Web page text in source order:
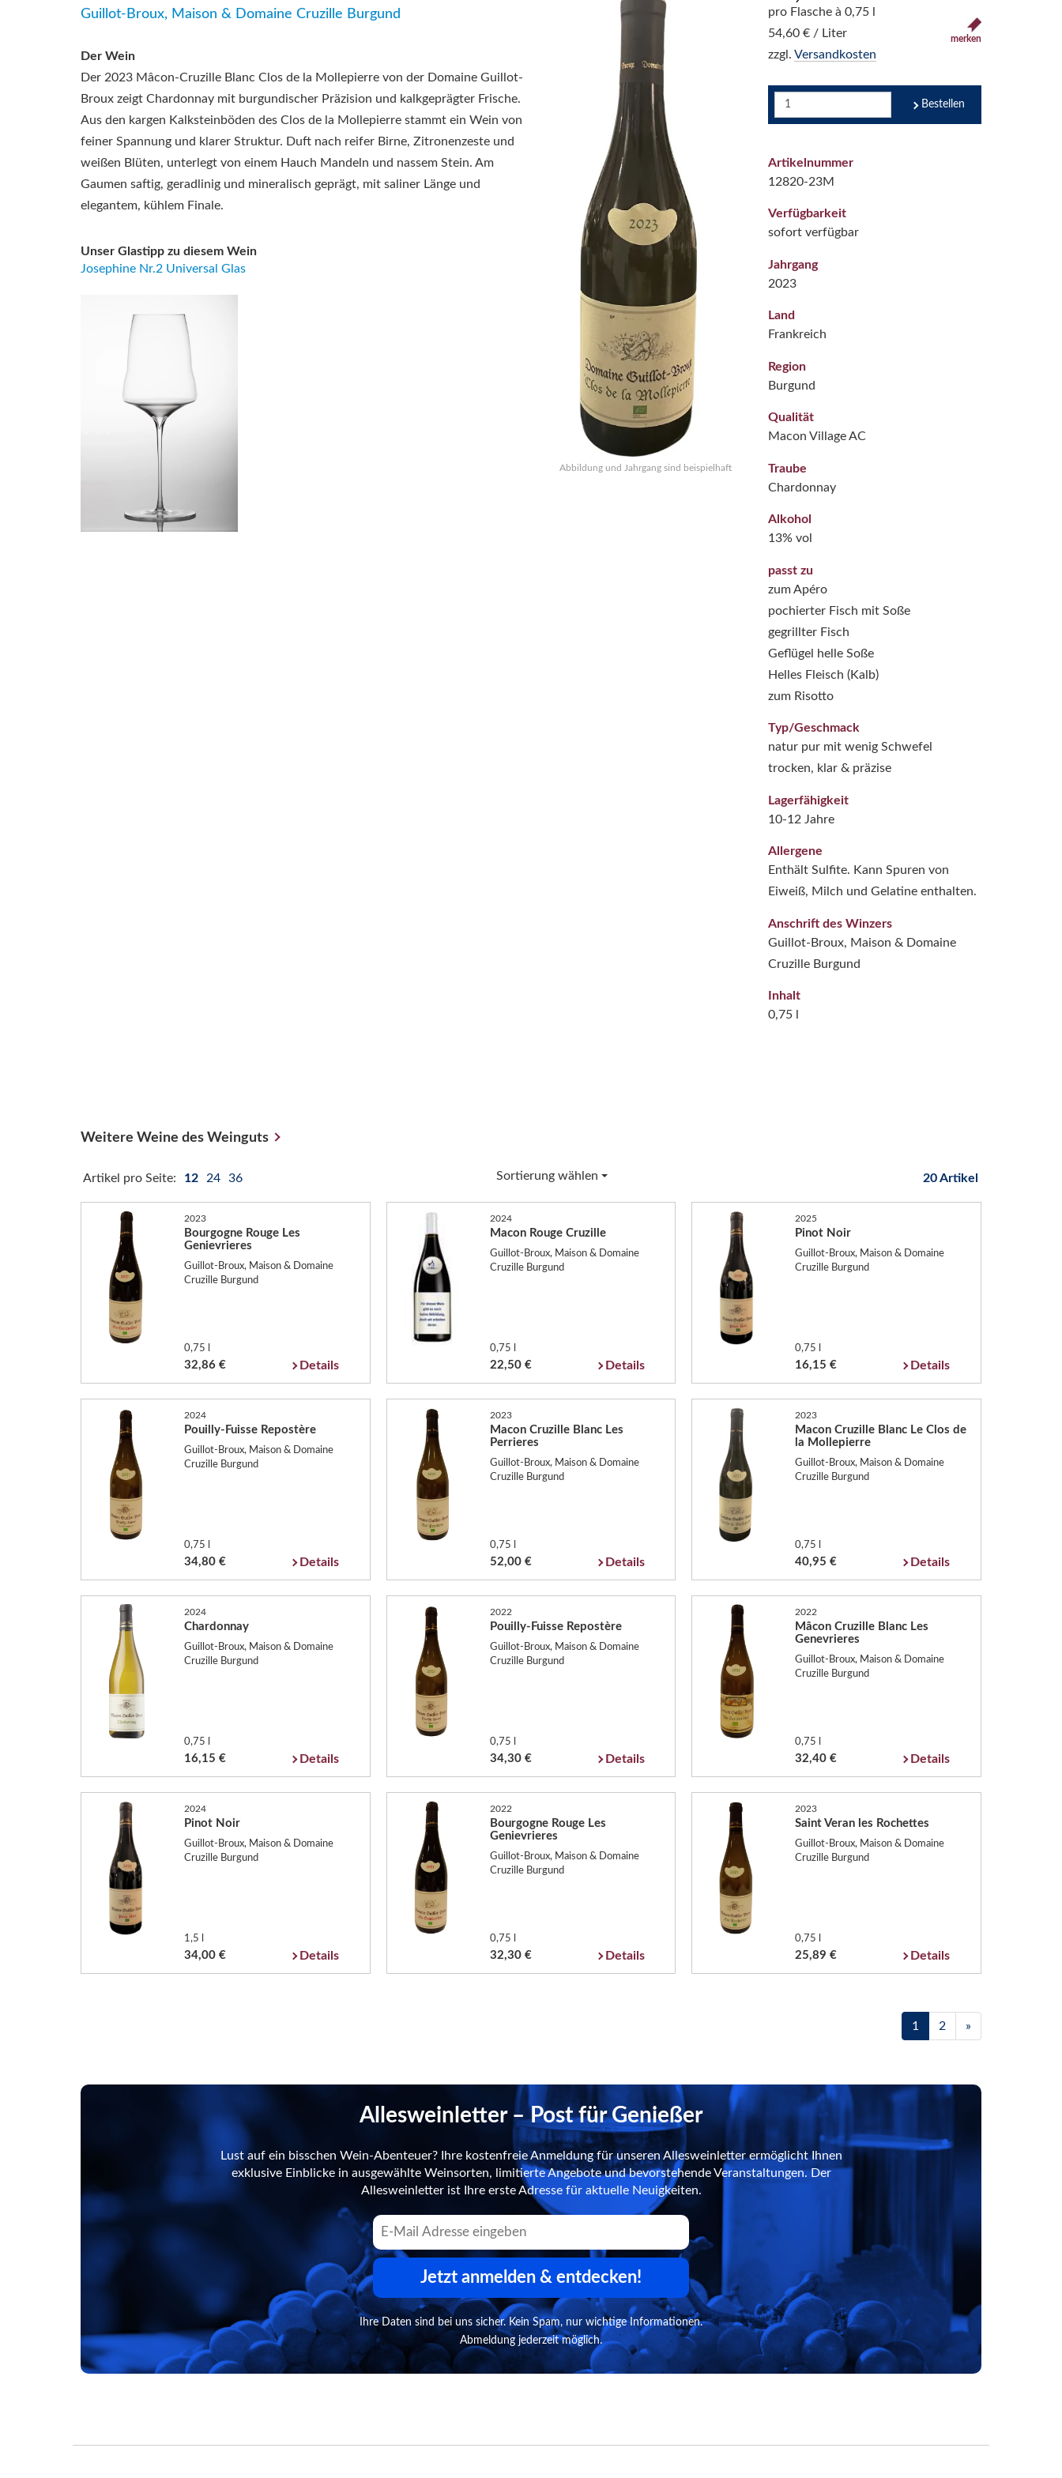
Guillot-Broux, Maison & Domaine Cruzille Burgund
Der Wein
Der 2023 Mâcon-Cruzille Blanc Clos de la Mollepierre von der Domaine Guillot-
Broux zeigt Chardonnay mit burgundischer Präzision und kalkgeprägter Frische.
Aus den kargen Kalksteinböden des Clos de la Mollepierre stammt ein Wein von
feiner Spannung und klarer Struktur. Duft nach reifer Birne, Zitronenzeste und
weißen Blüten, unterlegt von einem Hauch Mandeln und nassem Stein. Am
Gaumen saftig, geradlinig und mineralisch geprägt, mit saliner Länge und
elegantem, kühlem Finale.
Unser Glastipp zu diesem Wein
Josephine Nr.2 Universal Glas
Abbildung und Jahrgang sind beispielhaft
pro Flasche à 0,75 l
54,60 € / Liter
zzgl. Versandkosten
merken
Bestellen
Artikelnummer
12820-23M
Verfügbarkeit
sofort verfügbar
Jahrgang
2023
Land
Frankreich
Region
Burgund
Qualität
Macon Village AC
Traube
Chardonnay
Alkohol
13% vol
passt zu
zum Apéro
pochierter Fisch mit Soße
gegrillter Fisch
Geflügel helle Soße
Helles Fleisch (Kalb)
zum Risotto
Typ/Geschmack
natur pur mit wenig Schwefel
trocken, klar & präzise
Lagerfähigkeit
10-12 Jahre
Allergene
Enthält Sulfite. Kann Spuren von
Eiweiß, Milch und Gelatine enthalten.
Anschrift des Winzers
Guillot-Broux, Maison & Domaine
Cruzille Burgund
Inhalt
0,75 l
Weitere Weine des Weinguts
Artikel pro Seite: 12 24 36 Sortierung wählen 20 Artikel
2023
Bourgogne Rouge Les
Genievrieres
Guillot-Broux, Maison & Domaine
Cruzille Burgund
0,75 l
32,86 € Details
2024
Macon Rouge Cruzille
Guillot-Broux, Maison & Domaine
Cruzille Burgund
0,75 l
22,50 € Details
2025
Pinot Noir
Guillot-Broux, Maison & Domaine
Cruzille Burgund
0,75 l
16,15 € Details
2024
Pouilly-Fuisse Repostère
Guillot-Broux, Maison & Domaine
Cruzille Burgund
0,75 l
34,80 € Details
2023
Macon Cruzille Blanc Les
Perrieres
Guillot-Broux, Maison & Domaine
Cruzille Burgund
0,75 l
52,00 € Details
2023
Macon Cruzille Blanc Le Clos de
la Mollepierre
Guillot-Broux, Maison & Domaine
Cruzille Burgund
0,75 l
40,95 € Details
2024
Chardonnay
Guillot-Broux, Maison & Domaine
Cruzille Burgund
0,75 l
16,15 € Details
2022
Pouilly-Fuisse Repostère
Guillot-Broux, Maison & Domaine
Cruzille Burgund
0,75 l
34,30 € Details
2022
Mâcon Cruzille Blanc Les
Genevrieres
Guillot-Broux, Maison & Domaine
Cruzille Burgund
0,75 l
32,40 € Details
2024
Pinot Noir
Guillot-Broux, Maison & Domaine
Cruzille Burgund
1,5 l
34,00 € Details
2022
Bourgogne Rouge Les
Genievrieres
Guillot-Broux, Maison & Domaine
Cruzille Burgund
0,75 l
32,30 € Details
2023
Saint Veran les Rochettes
Guillot-Broux, Maison & Domaine
Cruzille Burgund
0,75 l
25,89 € Details
1 2 »
Allesweinletter – Post für Genießer
Lust auf ein bisschen Wein-Abenteuer? Ihre kostenfreie Anmeldung für unseren Allesweinletter ermöglicht Ihnen
exklusive Einblicke in ausgewählte Weinsorten, limitierte Angebote und bevorstehende Veranstaltungen. Der
Allesweinletter ist Ihre erste Adresse für aktuelle Neuigkeiten.
Jetzt anmelden & entdecken!
Ihre Daten sind bei uns sicher. Kein Spam, nur wichtige Informationen.
Abmeldung jederzeit möglich.